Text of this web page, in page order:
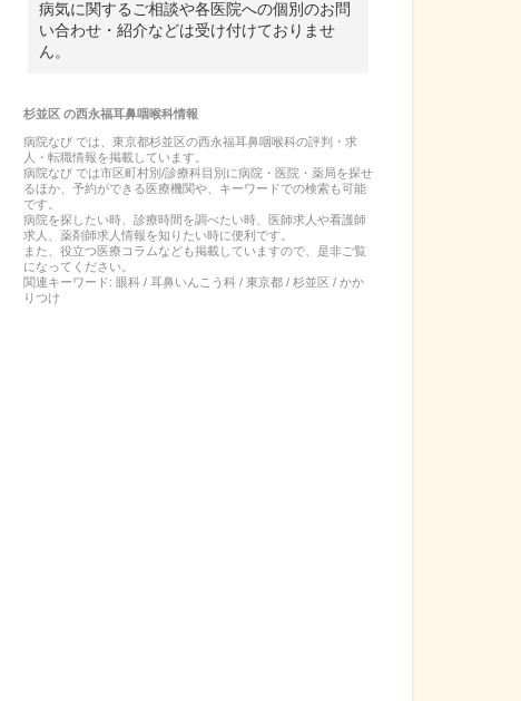
病気に関するご相談や各医院への個別のお問
い合わせ・紹介などは受け付けておりませ
ん。
杉並区の西永福耳鼻咽喉科情報
病院なび では、 東京都杉並区の西永福耳鼻咽喉科の評判・求
人・転職情報を掲載しています。
病院なび では市区町村別/診療科目別に病院・医院・薬局を探せ
るほか、予約ができる医療機関や、キーワードでの検索も可能
です。
病院を探したい時、診療時間を調べたい時、医師求人や看護師
求人、薬剤師求人情報を知りたい時に便利です。
また、役立つ医療コラムなども掲載していますので、是非ご覧
になってください。
関連キーワード: 眼科 / 耳鼻いんこう科 / 東京都 / 杉並区 / かか
りつけ